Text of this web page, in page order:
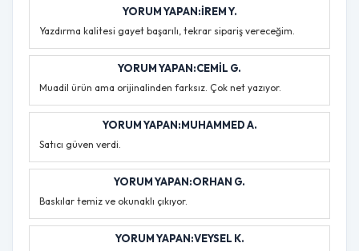
YORUM YAPAN:İREM Y.
Yazdırma kalitesi gayet başarılı, tekrar sipariş vereceğim.
YORUM YAPAN:CEMIL G.
Muadil ürün ama orijinalinden farksız. Çok net yazıyor.
YORUM YAPAN:MUHAMMED A.
Satıcı güven verdi.
YORUM YAPAN:ORHAN G.
Baskılar temiz ve okunaklı çıkıyor.
YORUM YAPAN:VEYSEL K.